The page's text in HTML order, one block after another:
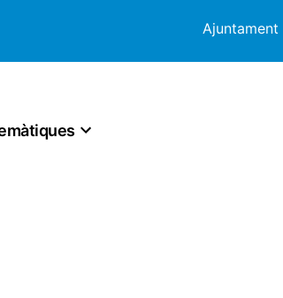
Ajuntament